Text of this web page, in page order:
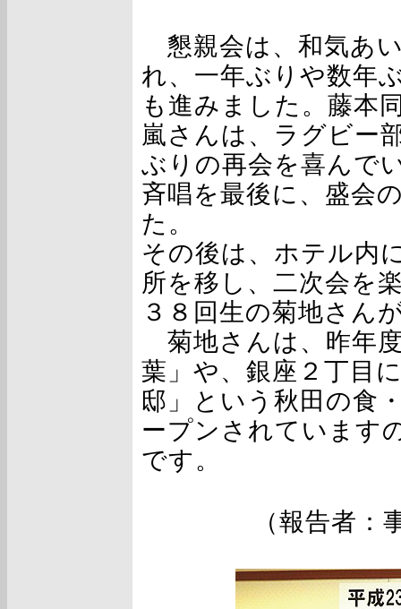
懇親会は、和気あ
れ、一年ぶりや数年
も進みました。藤本
嵐さんは、ラグビー
ぶりの再会を喜んで
斉唱を最後に、盛会
た。
その後は、ホテル内
所を移し、二次会を
３８回生の菊地さん
菊地さんは、昨年
葉」や、銀座２丁目
邸」という秋田の食
ープンされています
です。
（報告者